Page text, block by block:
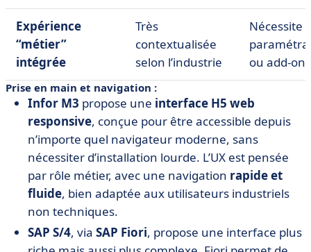
Expérience
“métier”
intégrée
Très
contextualisée
selon l’industrie
Nécessite
ou add-ons
Prise en main et navigation :
Infor M3 propose une interface H5 web
responsive, conçue pour être accessible depuis
n’importe quel navigateur moderne, sans
nécessiter d’installation lourde. L’UX est pensée
par rôle métier, avec une navigation rapide et
fluide, bien adaptée aux utilisateurs industriels
non techniques.
SAP S/4, via SAP Fiori, propose une interface plus